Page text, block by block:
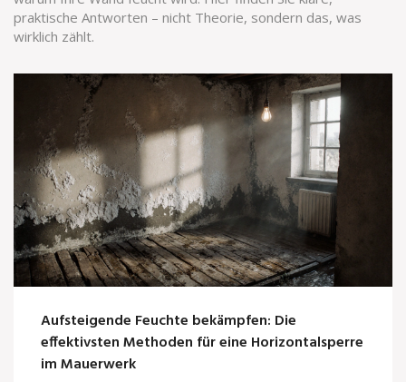
praktische Antworten – nicht Theorie, sondern das, was
wirklich zählt.
Aufsteigende Feuchte bekämpfen: Die
effektivsten Methoden für eine Horizontalsperre
im Mauerwerk